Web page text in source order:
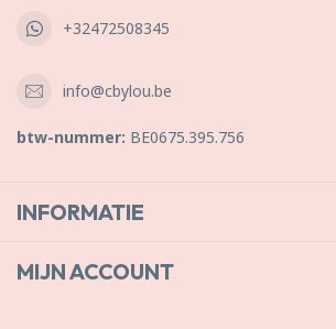
+32472508345
info@cbylou.be
btw-nummer: BE0675.395.756
INFORMATIE
MIJN ACCOUNT